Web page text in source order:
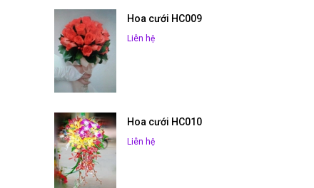
Hoa cưới HC009
Liên hệ
Hoa cưới HC010
Liên hệ